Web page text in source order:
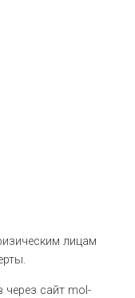
лицам
через сайт mol-